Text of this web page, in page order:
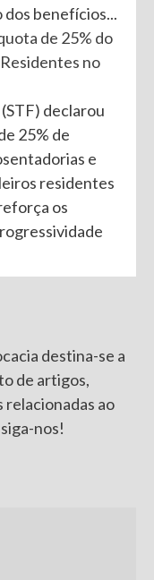
benefícios...
de 25% do
no
declarou
25% de
e
residentes
os
destina-se a
de artigos,
relacionadas ao
nos!